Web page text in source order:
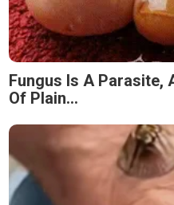
Fungus Is A Parasite,
Of Plain...